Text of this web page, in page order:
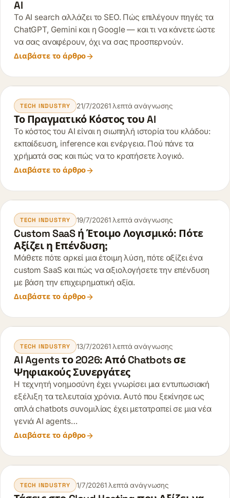
AI
Το AI search αλλάζει το SEO. Πώς επιλέγουν πηγές τα
ChatGPT, Gemini και η Google — και τι να κάνετε ώστε
να σας αναφέρουν, όχι να σας προσπερνούν.
Διαβάστε το άρθρο
TECH INDUSTRY 21/7/20261 λεπτά ανάγνωσης
Το Πραγματικό Κόστος του AI
Το κόστος του AI είναι η σιωπηλή ιστορία του κλάδου:
εκπαίδευση, inference και ενέργεια. Πού πάνε τα
χρήματά σας και πώς να το κρατήσετε λογικό.
Διαβάστε το άρθρο
TECH INDUSTRY 19/7/20261 λεπτά ανάγνωσης
Custom SaaS ή Έτοιμο Λογισμικό: Πότε
Αξίζει η Επένδυση;
Μάθετε πότε αρκεί μια έτοιμη λύση, πότε αξίζει ένα
custom SaaS και πώς να αξιολογήσετε την επένδυση
με βάση την επιχειρηματική αξία.
Διαβάστε το άρθρο
TECH INDUSTRY 13/7/20261 λεπτά ανάγνωσης
AI Agents το 2026: Από Chatbots σε
Ψηφιακούς Συνεργάτες
Η τεχνητή νοημοσύνη έχει γνωρίσει μια εντυπωσιακή
εξέλιξη τα τελευταία χρόνια. Αυτό που ξεκίνησε ως
απλά chatbots συνομιλίας έχει μετατραπεί σε μια νέα
γενιά AI agents…
Διαβάστε το άρθρο
TECH INDUSTRY 1/7/20261 λεπτά ανάγνωσης